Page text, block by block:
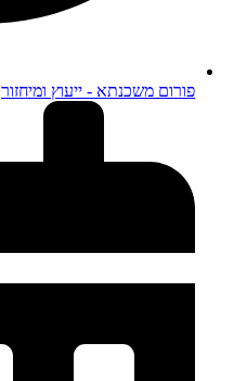
פורום משכנתא - ייעוץ ומיחזור